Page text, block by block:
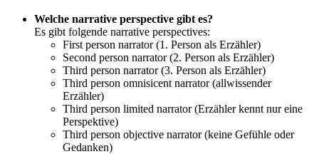
Welche narrative perspective gibt es?
Es gibt folgende narrative perspectives:
First person narrator (1. Person als Erzähler)
Second person narrator (2. Person als Erzähler)
Third person narrator (3. Person als Erzähler)
Third person omnisicent narrator (allwissender
Erzähler)
Third person limited narrator (Erzähler kennt nur eine
Perspektive)
Third person objective narrator (keine Gefühle oder
Gedanken)